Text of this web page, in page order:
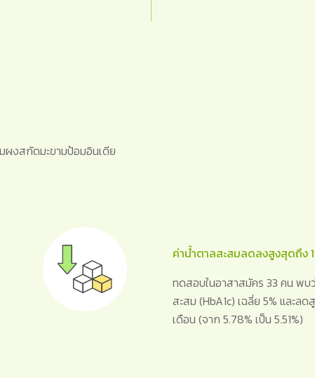
ผงสกัดมะขามป้อมอินเดีย
ค่าน้ำตาลสะสมลดลงสูงสุดถึง
ทดสอบในอาสาสมัคร 33 คน พบ
สะสม (HbA1c) เฉลี่ย 5% และลด
เดือน (จาก 5.78% เป็น 5.51%)